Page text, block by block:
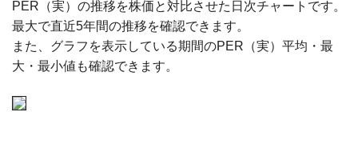
PER（実）の推移を株価と対比させた日次チャートです。
最大で直近5年間の推移を確認できます。
また、グラフを表示している期間のPER（実）平均・最
大・最小値も確認できます。